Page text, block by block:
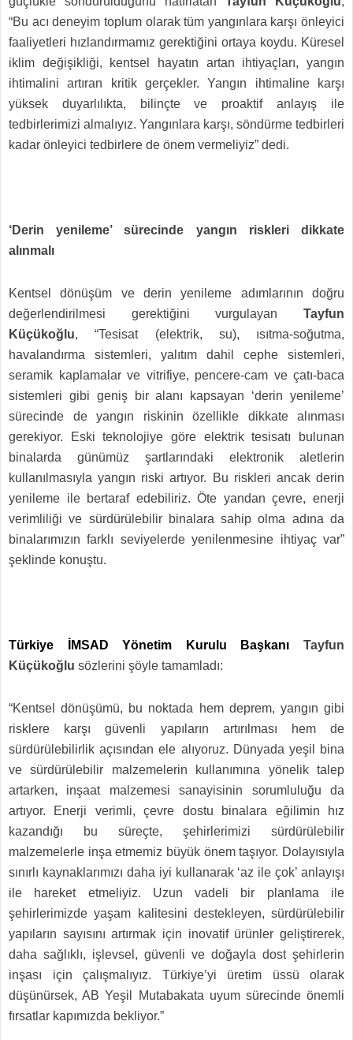
“Bu acı deneyim toplum olarak tüm yangınlara karşı önleyici
faaliyetleri hızlandırmamız gerektiğini ortaya koydu. Küresel
iklim değişikliği, kentsel hayatın artan ihtiyaçları, yangın
ihtimalini artıran kritik gerçekler. Yangın ihtimaline karşı
yüksek duyarlılıkta, bilinçte ve proaktif anlayış ile
tedbirlerimizi almalıyız. Yangınlara karşı, söndürme tedbirleri
kadar önleyici tedbirlere de önem vermeliyiz” dedi.
‘Derin yenileme’ sürecinde yangın riskleri dikkate
alınmalı
Kentsel dönüşüm ve derin yenileme adımlarının doğru
değerlendirilmesi gerektiğini vurgulayan Tayfun
Küçükoğlu, “Tesisat (elektrik, su), ısıtma-soğutma,
havalandırma sistemleri, yalıtım dahil cephe sistemleri,
seramik kaplamalar ve vitrifiye, pencere-cam ve çatı-baca
sistemleri gibi geniş bir alanı kapsayan ‘derin yenileme’
sürecinde de yangın riskinin özellikle dikkate alınması
gerekiyor. Eski teknolojiye göre elektrik tesisatı bulunan
binalarda günümüz şartlarındaki elektronik aletlerin
kullanılmasıyla yangın riski artıyor. Bu riskleri ancak derin
yenileme ile bertaraf edebiliriz. Öte yandan çevre, enerji
verimliliği ve sürdürülebilir binalara sahip olma adına da
binalarımızın farklı seviyelerde yenilenmesine ihtiyaç var”
şeklinde konuştu.
Türkiye İMSAD Yönetim Kurulu Başkanı Tayfun
Küçükoğlu sözlerini şöyle tamamladı:
“Kentsel dönüşümü, bu noktada hem deprem, yangın gibi
risklere karşı güvenli yapıların artırılması hem de
sürdürülebilirlik açısından ele alıyoruz. Dünyada yeşil bina
ve sürdürülebilir malzemelerin kullanımına yönelik talep
artarken, inşaat malzemesi sanayisinin sorumluluğu da
artıyor. Enerji verimli, çevre dostu binalara eğilimin hız
kazandığı bu süreçte, şehirlerimizi sürdürülebilir
malzemelerle inşa etmemiz büyük önem taşıyor. Dolayısıyla
sınırlı kaynaklarımızı daha iyi kullanarak ‘az ile çok’ anlayışı
ile hareket etmeliyiz. Uzun vadeli bir planlama ile
şehirlerimizde yaşam kalitesini destekleyen, sürdürülebilir
yapıların sayısını artırmak için inovatif ürünler geliştirerek,
daha sağlıklı, işlevsel, güvenli ve doğayla dost şehirlerin
inşası için çalışmalıyız. Türkiye’yi üretim üssü olarak
düşünürsek, AB Yeşil Mutabakata uyum sürecinde önemli
fırsatlar kapımızda bekliyor.”